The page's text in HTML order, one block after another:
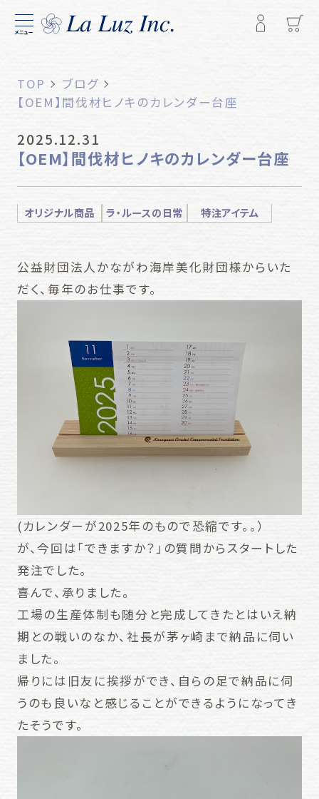
メニュー
TOP
ブログ
【OEM】間伐材ヒノキのカレンダー台座
2025.12.31
【OEM】間伐材ヒノキのカレンダー台座
オリジナル商品 ラ・ルースの日常 特注アイテム
公益財団法人かながわ海岸美化財団様からいた
だく、毎年のお仕事です。
(カレンダーが2025年のもので恐縮です。。）
が、今回は「できますか？」の質問からスタートした
発注でした。
喜んで、承りました。
工場の生産体制も随分と完成してきたとはいえ納
期との戦いのなか、社長が茅ヶ崎まで納品に伺い
ました。
帰りには旧友に挨拶ができ、自らの足で納品に伺
うのも良いなと感じることができるようになってき
たそうです。